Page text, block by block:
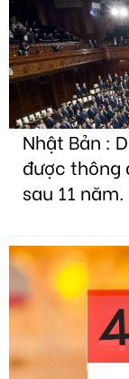
Nhật Bản :
được thông
sau 11 năm.